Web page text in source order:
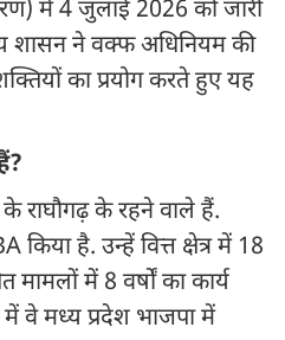
में 4 जुलाई 2026 को जारी
शासन ने वक्फ अधिनियम की
का प्रयोग करते हुए यह
राघौगढ़ के रहने वाले हैं.
किया है. उन्हें वित्त क्षेत्र में 18
में 8 वर्षों का कार्य
वे मध्य प्रदेश भाजपा में